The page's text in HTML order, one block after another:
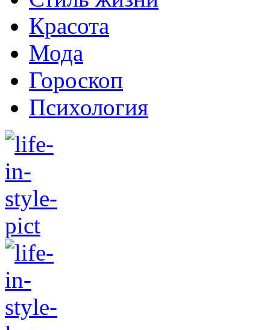
Красота
Мода
Гороскоп
Психология